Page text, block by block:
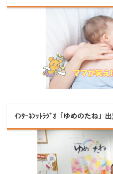
ｲﾝﾀｰﾈﾝｯﾄﾗｼﾞｵ「ゆめのたね」